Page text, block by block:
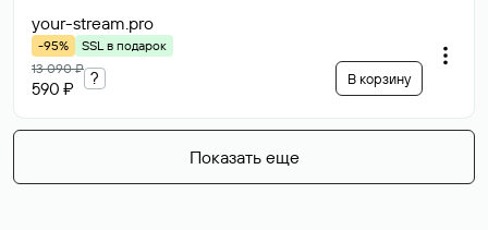
your-stream.pro
-95%
SSL в подарок
13 090 ₽
590 ₽
? В корзину
Показать еще